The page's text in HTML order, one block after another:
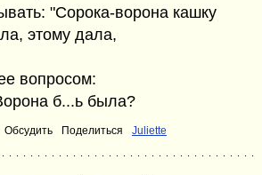
"Сорока-ворона кашку
этому дала,
вопросом:
б...ь была?
Обсудить Поделиться Juliette